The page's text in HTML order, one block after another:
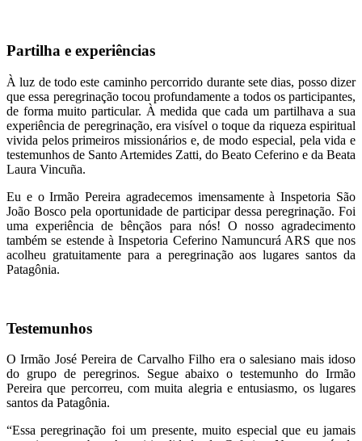
Partilha e experiências
À luz de todo este caminho percorrido durante sete dias, posso dizer
que essa peregrinação tocou profundamente a todos os participantes,
de forma muito particular. À medida que cada um partilhava a sua
experiência de peregrinação, era visível o toque da riqueza espiritual
vivida pelos primeiros missionários e, de modo especial, pela vida e
testemunhos de Santo Artemides Zatti, do Beato Ceferino e da Beata
Laura Vincuña.
Eu e o Irmão Pereira agradecemos imensamente à Inspetoria São
João Bosco pela oportunidade de participar dessa peregrinação. Foi
uma experiência de bênçãos para nós! O nosso agradecimento
também se estende à Inspetoria Ceferino Namuncurá ARS que nos
acolheu gratuitamente para a peregrinação aos lugares santos da
Patagônia.
Testemunhos
O Irmão José Pereira de Carvalho Filho era o salesiano mais idoso
do grupo de peregrinos. Segue abaixo o testemunho do Irmão
Pereira que percorreu, com muita alegria e entusiasmo, os lugares
santos da Patagônia.
“Essa peregrinação foi um presente, muito especial que eu jamais